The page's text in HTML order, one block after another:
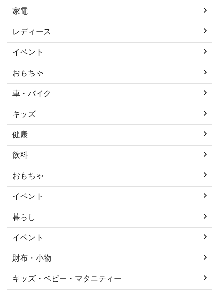
家電
レディース
イベント
おもちゃ
車・バイク
キッズ
健康
飲料
おもちゃ
イベント
暮らし
イベント
財布・小物
キッズ・ベビー・マタニティー